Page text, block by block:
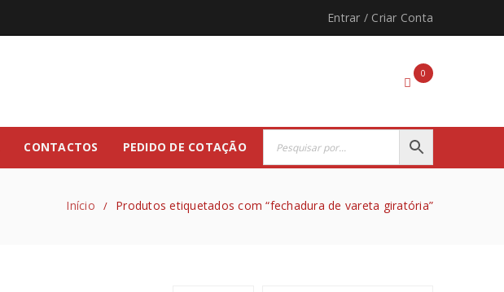
Entrar / Criar Conta
0
CONTACTOS PEDIDO DE COTAÇÃO
Início / Produtos etiquetados com “fechadura de vareta giratória”